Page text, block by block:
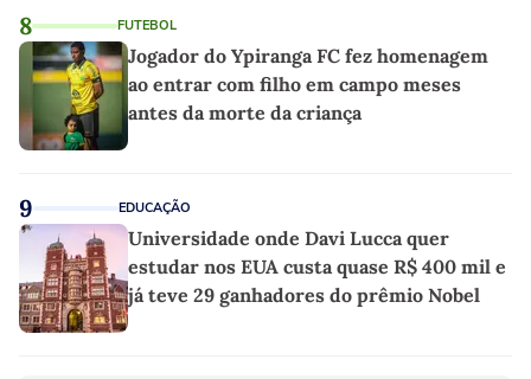
8 FUTEBOL
Jogador do Ypiranga FC fez homenagem
ao entrar com filho em campo meses
antes da morte da criança
9 EDUCAÇÃO
Universidade onde Davi Lucca quer
estudar nos EUA custa quase R$ 400 mil e
já teve 29 ganhadores do prêmio Nobel